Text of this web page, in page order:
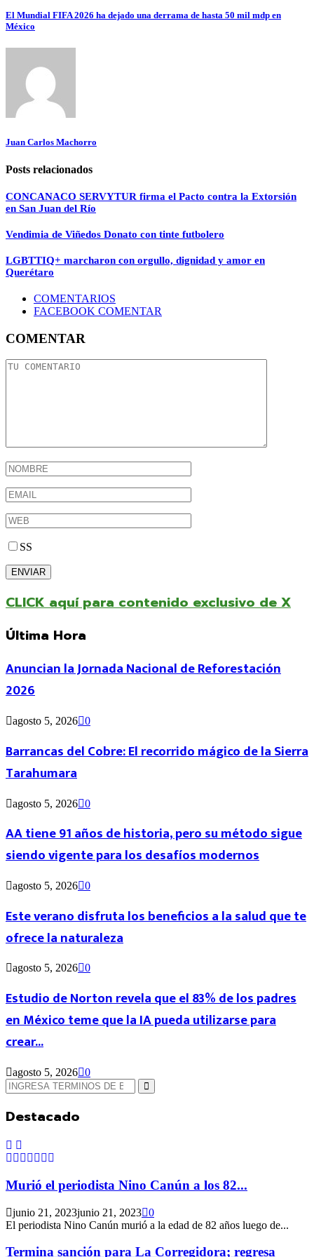
El Mundial FIFA 2026 ha dejado una derrama de hasta 50 mil mdp en
México
Juan Carlos Machorro
Posts relacionados
CONCANACO SERVYTUR firma el Pacto contra la Extorsión
en San Juan del Río
Vendimia de Viñedos Donato con tinte futbolero
LGBTTIQ+ marcharon con orgullo, dignidad y amor en
Querétaro
COMENTARIOS
FACEBOOK COMENTAR
COMENTAR
SS
CLICK aquí para contenido exclusivo de X
Última Hora
Anuncian la Jornada Nacional de Reforestación
2026
agosto 5, 2026 0
Barrancas del Cobre: El recorrido mágico de la Sierra
Tarahumara
agosto 5, 2026 0
AA tiene 91 años de historia, pero su método sigue
siendo vigente para los desafíos modernos
agosto 5, 2026 0
Este verano disfruta los beneficios a la salud que te
ofrece la naturaleza
agosto 5, 2026 0
Estudio de Norton revela que el 83% de los padres
en México teme que la IA pueda utilizarse para
crear...
agosto 5, 2026 0
Búsqueda
de:
Búsqueda
Destacado
Murió el periodista Nino Canún a los 82...
junio 21, 2023junio 21, 2023 0
El periodista Nino Canún murió a la edad de 82 años luego de...
Termina sanción para La Corregidora; regresa